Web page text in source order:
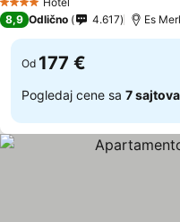
4 Zvezdice
8,9 Odlično 4.617 Es
Od 177 €
Pogledaj cene sa 7 sajtova